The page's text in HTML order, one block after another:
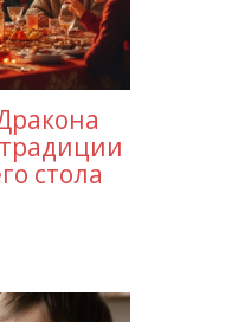
стола